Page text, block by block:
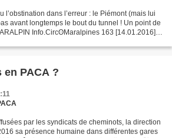
l’obstination dans l’erreur : le Piémont (mais lui
avant longtemps le bout du tunnel ! Un point de
Info.CircʘMaralpines 163 [14.01.2016]
en PACA ?
par les syndicats de cheminots, la direction
sa présence humaine dans différentes gares